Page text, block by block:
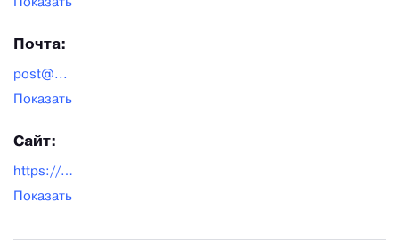
Показать
Почта:
post@...
Показать
Сайт:
https://pro-brite.com/
Показать